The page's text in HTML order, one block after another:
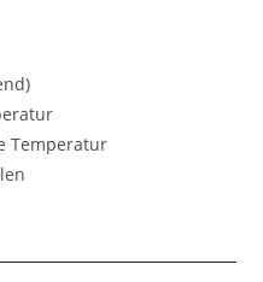
Temperatur